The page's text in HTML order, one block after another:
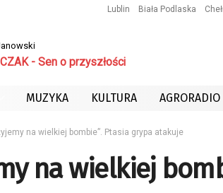
Lublin Biała Podlaska
- Sen o przyszłości
MUZYKA KULTURA AGRORADIO
na wielkiej bombie”. Ptasia grypa atakuje
na wielkiej